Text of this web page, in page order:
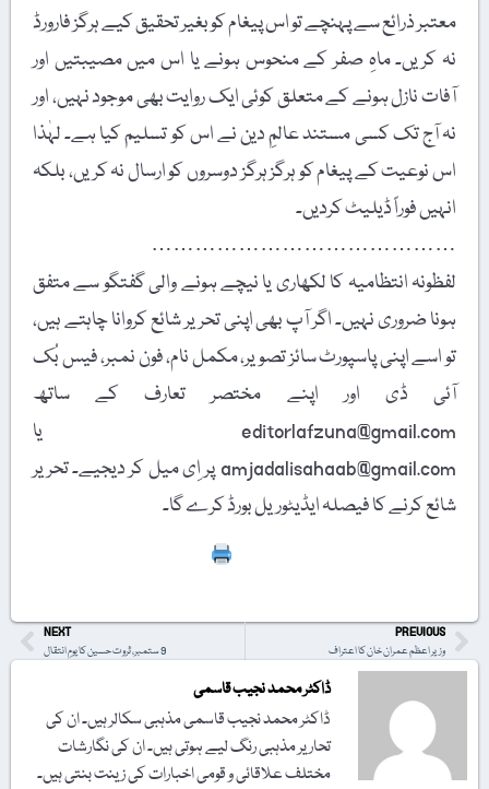
معتبر ذرائع سے پہنچے تو اس پیغام کو بغیر تحقیق کیے ہرگز فارورڈ
نہ کریں۔ ماہِ صفر کے منحوس ہونے یا اس میں مصیبتیں اور
آفات نازل ہونے کے متعلق کوئی ایک روایت بھی موجود نہیں، اور
نہ آج تک کسی مستند عالمِ دین نے اس کو تسلیم کیا ہے۔ لہٰذا
اس نوعیت کے پیغام کو ہرگز ہرگز دوسروں کو ارسال نہ کریں، بلکہ
انہیں فوراً ڈیلیٹ کردیں۔
……………………………………
لفظونہ انتظامیہ کا لکھاری یا نیچے ہونے والی گفتگو سے متفق
ہونا ضروری نہیں۔ اگر آپ بھی اپنی تحریر شائع کروانا چاہتے ہیں،
تو اسے اپنی پاسپورٹ سائز تصویر، مکمل نام، فون نمبر، فیس بُک
آئی ڈی اور اپنے مختصر تعارف کے ساتھ
editorlafzuna@gmail.com یا
amjadalisahaab@gmail.com پر اِی میل کر دیجیے۔ تحریر
شائع کرنے کا فیصلہ ایڈیٹوریل بورڈ کرے گا۔
PREVIOUS
وزیر اعظم عمران خان کا اعتراف
NEXT
9 ستمبر، ثروت حسین کا یومِ انتقال
ڈاکٹر محمد نجیب قاسمی
ڈاکٹر محمد نجیب قاسمی مذہبی سکالر ہیں۔ ان کی
تحاریر مذہبی رنگ لیے ہوتی ہیں۔ ان کی نگارشات
مختلف علاقائی و قومی اخبارات کی زینت بنتی ہیں۔